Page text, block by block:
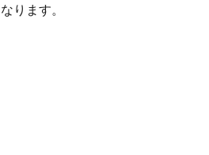
ります。